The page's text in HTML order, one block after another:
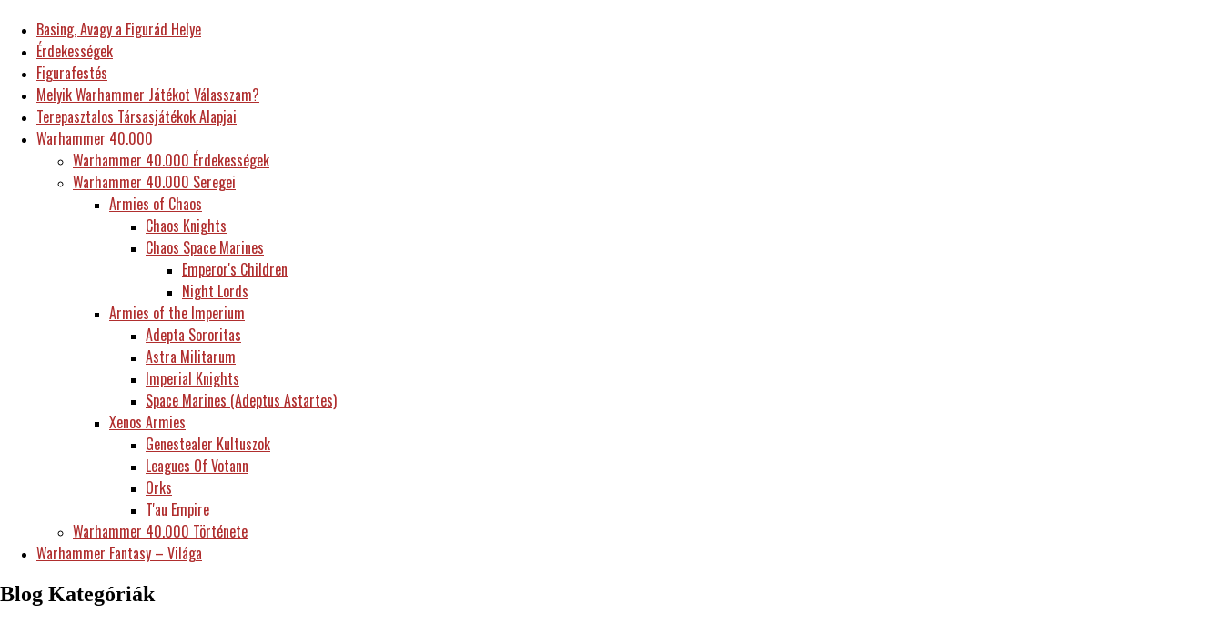
Basing, Avagy a Figurád Helye
Érdekességek
Figurafestés
Melyik Warhammer Játékot Válasszam?
Terepasztalos Társasjátékok Alapjai
Warhammer 40.000
Warhammer 40.000 Érdekességek
Warhammer 40.000 Seregei
Armies of Chaos
Chaos Knights
Chaos Space Marines
Emperor's Children
Night Lords
Armies of the Imperium
Adepta Sororitas
Astra Militarum
Imperial Knights
Space Marines (Adeptus Astartes)
Xenos Armies
Genestealer Kultuszok
Leagues Of Votann
Orks
T'au Empire
Warhammer 40.000 Története
Warhammer Fantasy – Világa
Blog Kategóriák